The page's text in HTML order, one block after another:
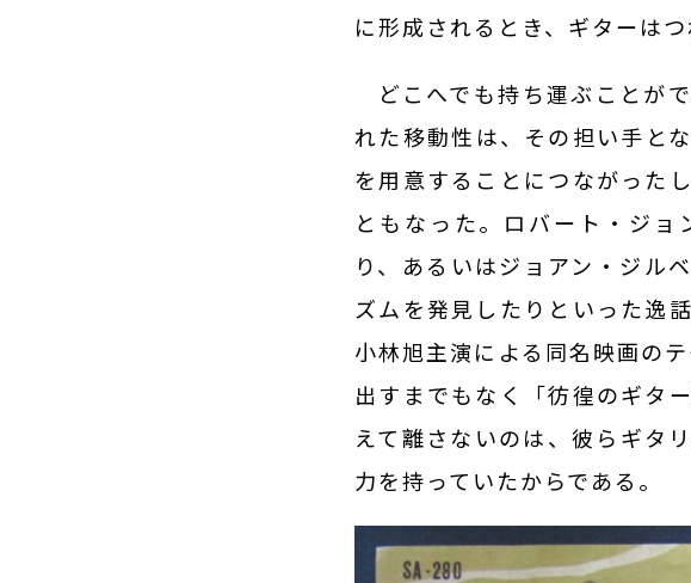
に形成されるとき、ギターは
どこへでも持ち運ぶことが
れた移動性は、その担い手と
を用意することにつながった
ともなった。ロバート・ジ
り、あるいはジョアン・ジル
ズムを発見したりといった逸
小林旭主演による同名映画の
出すまでもなく「彷徨のギタ
えて離さないのは、彼らギタ
力を持っていたからである。